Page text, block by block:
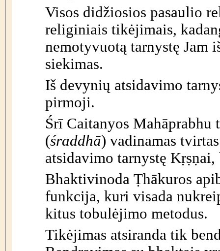
Visos didžiosios pasaulio
religiniais tikėjimais,
nemotyvuotą tarnystę Jam
siekimas.
Iš devynių atsidavimo
pirmoji.
Śrī Caitanyos
(śraddhā) vadinamas
atsidavimo tarnystę
Bhaktivinoda Ṭhākuros
funkcija, kuri visada
kitus tobulėjimo metodus.
Tikėjimas atsiranda tik